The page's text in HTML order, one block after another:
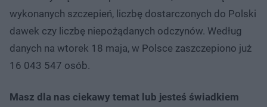
wykonanych szczepień, liczbę dostarczonych do Polski
dawek czy liczbę niepożądanych odczynów. Według
danych na wtorek 18 maja, w Polsce zaszczepiono już
16 043 547 osób.
Masz dla nas ciekawy temat lub jesteś świadkiem